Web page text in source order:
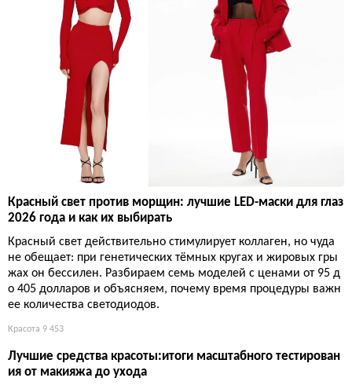
Красный свет против морщин: лучшие LED-маски для глаз
2026 года и как их выбирать
Красный свет действительно стимулирует коллаген, но чуда
не обещает: при генетических тёмных кругах и жировых гры
жах он бессилен. Разбираем семь моделей с ценами от 95 д
о 405 долларов и объясняем, почему время процедуры важн
ее количества светодиодов.
Красота 9 453
Лучшие средства красоты:итоги масштабного тестирован
ия от макияжа до ухода